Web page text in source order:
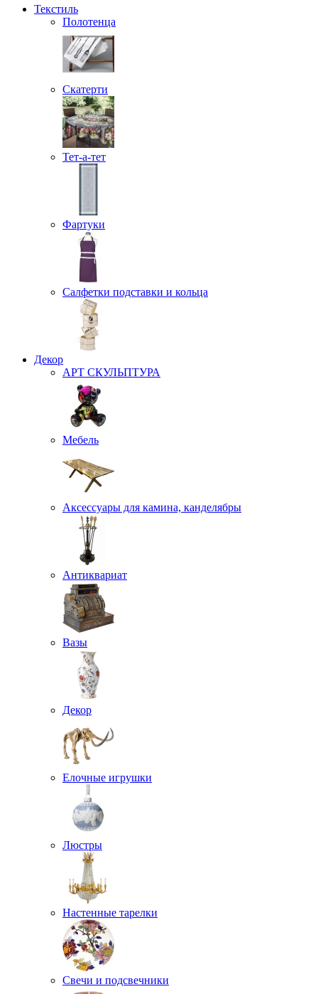
Текстиль
Полотенца
Скатерти
Тет-а-тет
Фартуки
Салфетки подставки и кольца
Декор
АРТ СКУЛЬПТУРА
Мебель
Аксессуары для камина, канделябры
Антиквариат
Вазы
Декор
Елочные игрушки
Люстры
Настенные тарелки
Свечи и подсвечники